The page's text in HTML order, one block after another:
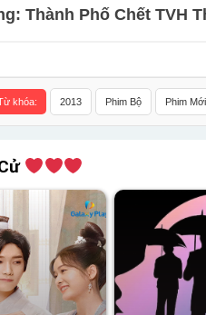
Thành Phố Chết TVH
khóa: 2013 Phim Bộ Phim Mới